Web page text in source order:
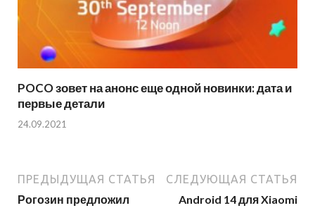
POCO зовет на анонс еще одной новинки: дата и
первые детали
24.09.2021
ПРЕДЫДУЩАЯ СТАТЬЯ
Рогозин предложил
СЛЕДУЮЩАЯ СТАТЬЯ
Android 14 для Xiaomi